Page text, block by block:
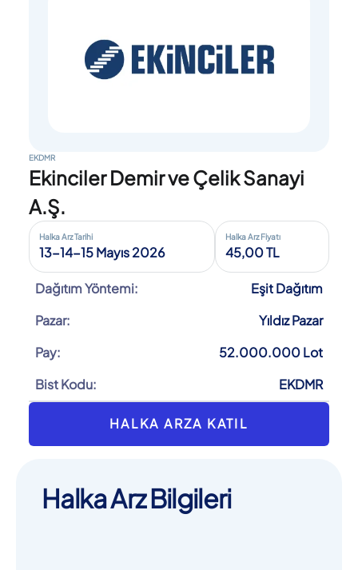
EKDMR
Ekinciler Demir ve Çelik Sanayi
A.Ş.
Halka Arz Tarihi
13-14-15 Mayıs 2026
Halka Arz Fiyatı
45,00 TL
Dağıtım Yöntemi:
Eşit Dağıtım
Pazar:
Yıldız Pazar
Pay:
52.000.000 Lot
Bist Kodu:
EKDMR
HALKA ARZA KATIL
Halka Arz Bilgileri